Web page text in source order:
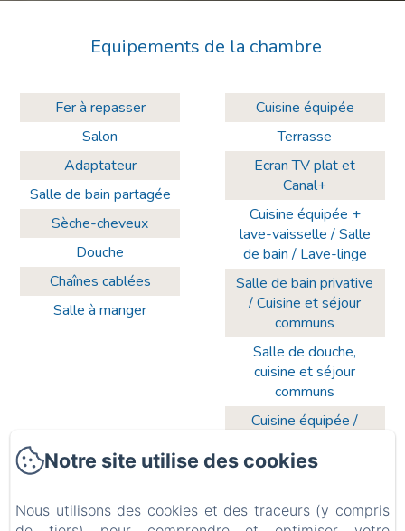
Equipements de la chambre
Fer à repasser
Salon
Adaptateur
Salle de bain partagée
Sèche-cheveux
Douche
Chaînes cablées
Salle à manger
Cuisine équipée
Terrasse
Ecran TV plat et
Canal+
Cuisine équipée +
lave-vaisselle / Salle
de bain / Lave-linge
Salle de bain privative
/ Cuisine et séjour
communs
Salle de douche,
cuisine et séjour
communs
Cuisine équipée /
linge
/ Canal+ / WiFi
Notre site utilise des cookies
Nous utilisons des cookies et des traceurs (y compris